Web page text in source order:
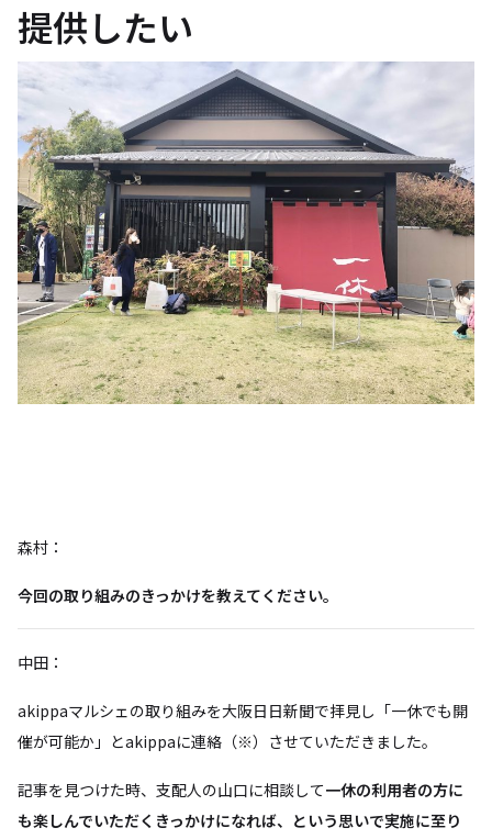
提供したい
森村：
今回の取り組みのきっかけを教えてください。
中田：
akippaマルシェの取り組みを大阪日日新聞で拝見し「一休でも開
催が可能か」とakippaに連絡（※）させていただきました。
記事を見つけた時、支配人の山口に相談して一休の利用者の方に
も楽しんでいただくきっかけになれば、という思いで実施に至り